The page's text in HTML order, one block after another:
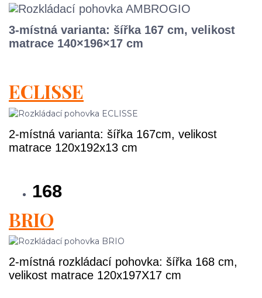
3-místná varianta: šířka 167 cm, velikost
matrace 140×196×17 cm
ECLISSE
2-místná varianta: šířka 167cm, velikost
matrace 120x192x13 cm
168
BRIO
2-místná rozkládací pohovka: šířka 168 cm,
velikost matrace 120x197X17 cm